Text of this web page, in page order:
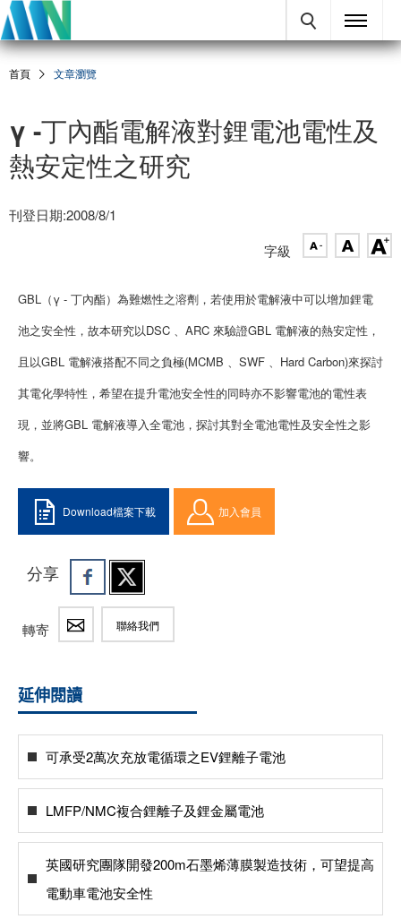
首頁 文章瀏覽
γ -丁內酯電解液對鋰電池電性及
熱安定性之研究
刊登日期:2008/8/1
字級
GBL（γ - 丁內酯）為難燃性之溶劑，若使用於電解液中可以增加鋰電
池之安全性，故本研究以DSC 、ARC 來驗證GBL 電解液的熱安定性，
且以GBL 電解液搭配不同之負極(MCMB 、SWF 、Hard Carbon)來探討
其電化學特性，希望在提升電池安全性的同時亦不影響電池的電性表
現，並將GBL 電解液導入全電池，探討其對全電池電性及安全性之影
響。
Download檔案下載 加入會員
分享
轉寄 聯絡我們
延伸閱讀
可承受2萬次充放電循環之EV鋰離子電池
LMFP/NMC複合鋰離子及鋰金屬電池
英國研究團隊開發200m石墨烯薄膜製造技術，可望提高
電動車電池安全性